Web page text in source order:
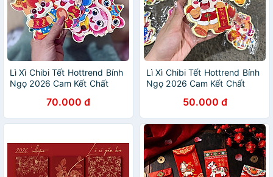
Lì Xì Chibi Tết Hottrend Bính
Ngọ 2026 Cam Kết Chất
70.000 đ
Lì Xì Chibi Tết Hottrend Bính
Ngọ 2026 Cam Kết Chất
50.000 đ